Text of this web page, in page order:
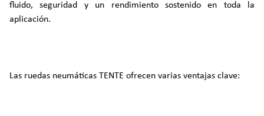
fluido, seguridad y un rendimiento sostenido en toda la
aplicación.
Las ruedas neumáticas TENTE ofrecen varias ventajas clave: